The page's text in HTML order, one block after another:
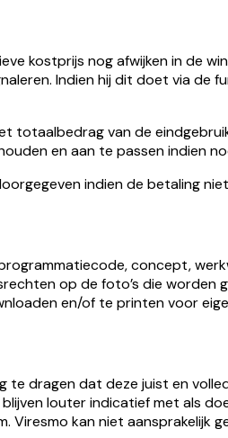
kostprijs nog afwijken in de
Indien hij dit doet via de
totaalbedrag van de
en aan te passen indien
indien de betaling
concept,
op de foto’s die worden
en/of te printen voor
dragen dat deze juist en
louter indicatief met als
Viresmo kan niet